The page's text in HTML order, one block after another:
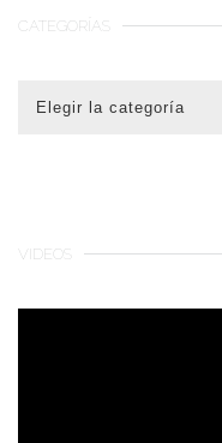
CATEGORÍAS
CATEGORÍAS
Elegir la categoría
VIDEOS